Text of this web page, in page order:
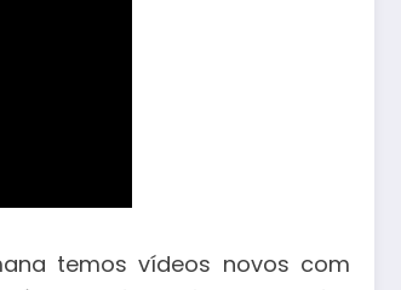
temos vídeos novos com